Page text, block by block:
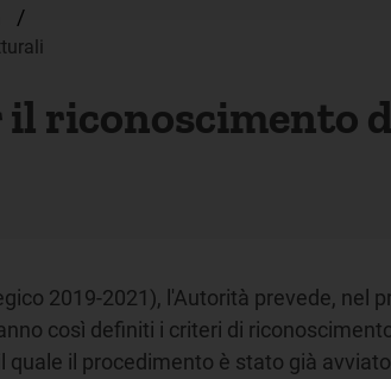
/
riconoscimento
2019-2021), l'Autorità prevede, nel
così definiti i criteri di
il procedimento è stato già